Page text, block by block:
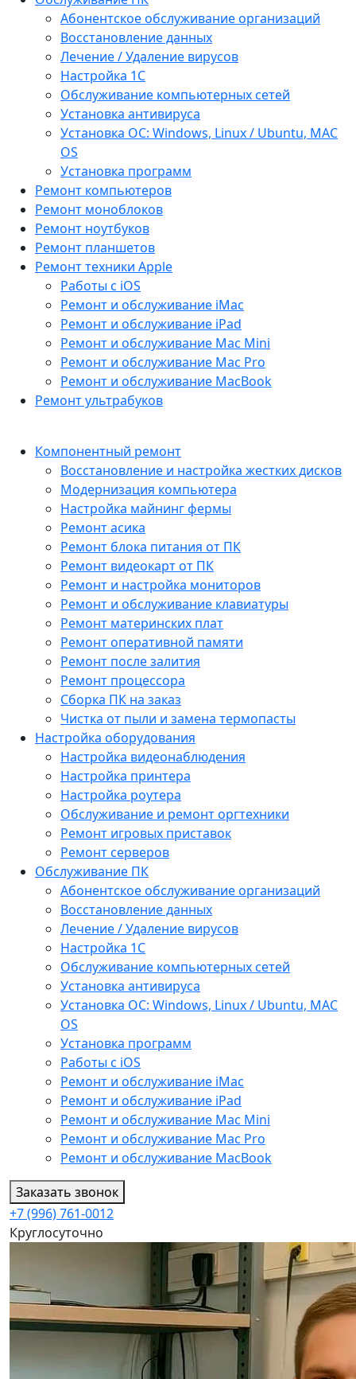
Абонентское обслуживание организаций
Восстановление данных
Лечение / Удаление вирусов
Настройка 1С
Обслуживание компьютерных сетей
Установка антивируса
Установка ОС: Windows, Linux / Ubuntu, МАС
OS
Установка программ
Ремонт компьютеров
Ремонт моноблоков
Ремонт ноутбуков
Ремонт планшетов
Ремонт техники Apple
Работы с iOS
Ремонт и обслуживание iMac
Ремонт и обслуживание iPad
Ремонт и обслуживание Mac Mini
Ремонт и обслуживание Mac Pro
Ремонт и обслуживание MacBook
Ремонт ультрабуков
Компонентный ремонт
Восстановление и настройка жестких дисков
Модернизация компьютера
Настройка майнинг фермы
Ремонт асика
Ремонт блока питания от ПК
Ремонт видеокарт от ПК
Ремонт и настройка мониторов
Ремонт и обслуживание клавиатуры
Ремонт материнских плат
Ремонт оперативной памяти
Ремонт после залития
Ремонт процессора
Сборка ПК на заказ
Чистка от пыли и замена термопасты
Настройка оборудования
Настройка видеонаблюдения
Настройка принтера
Настройка роутера
Обслуживание и ремонт оргтехники
Ремонт игровых приставок
Ремонт серверов
Обслуживание ПК
Абонентское обслуживание организаций
Восстановление данных
Лечение / Удаление вирусов
Настройка 1С
Обслуживание компьютерных сетей
Установка антивируса
Установка ОС: Windows, Linux / Ubuntu, МАС
OS
Установка программ
Работы с iOS
Ремонт и обслуживание iMac
Ремонт и обслуживание iPad
Ремонт и обслуживание Mac Mini
Ремонт и обслуживание Mac Pro
Ремонт и обслуживание MacBook
Заказать звонок
+7 (996) 761-0012
Круглосуточно